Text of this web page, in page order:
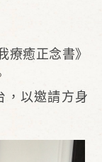
療癒正念書》
，以邀請方身